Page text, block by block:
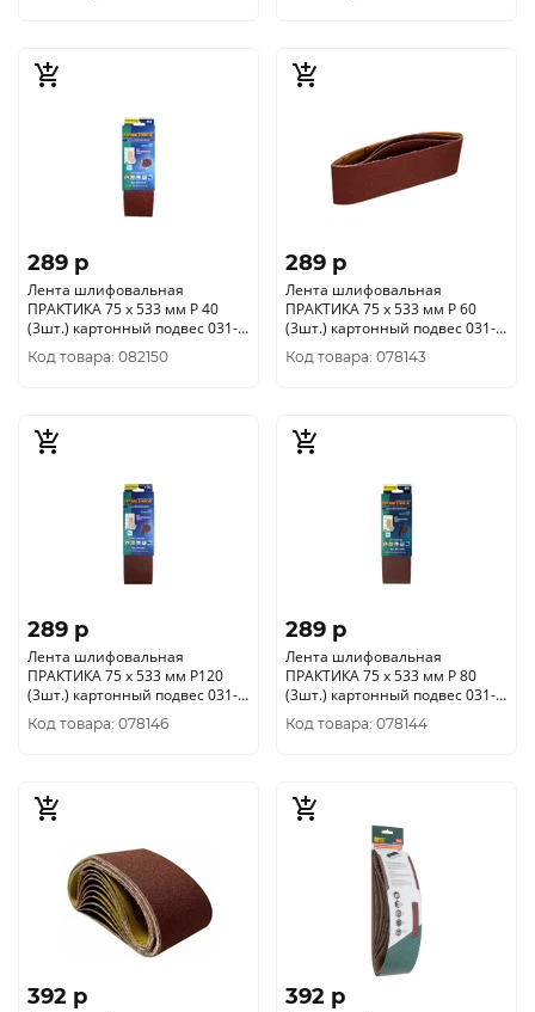
289 p
Лента шлифовальная
ПРАКТИКА 75 х 533 мм P 40
(3шт.) картонный подвес 031-
419
Код товара: 082150
289 p
Лента шлифовальная
ПРАКТИКА 75 х 533 мм P 60
(3шт.) картонный подвес 031-
433
Код товара: 078143
289 p
Лента шлифовальная
ПРАКТИКА 75 х 533 мм P120
(3шт.) картонный подвес 031-
464
Код товара: 078146
289 p
Лента шлифовальная
ПРАКТИКА 75 х 533 мм P 80
(3шт.) картонный подвес 031-
440
Код товара: 078144
392 p 392 p